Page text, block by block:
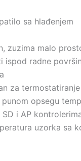
sa hlađenjem
zuzima malo
ispod radne
za
opsegu
i AP
uzorka sa